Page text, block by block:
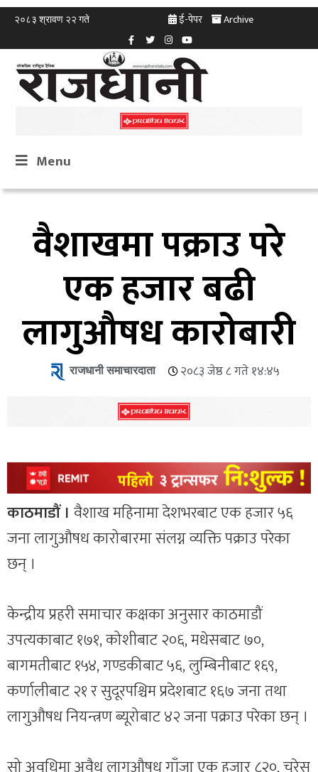
२०८३ श्रावण २२ गते ई-पेपर Archive
Menu
वैशाखमा पक्राउ परे
एक हजार बढी
लागुऔषध कारोबारी
राजधानी समाचारदाता २०८३ जेष्ठ ८ गते १४:४५
काठमाडौं । वैशाख महिनामा देशभरबाट एक हजार ५६
जना लागुऔषध कारोबारमा संलग्न व्यक्ति पक्राउ परेका
छन् ।
केन्द्रीय प्रहरी समाचार कक्षका अनुसार काठमाडौं
उपत्यकाबाट १७१, कोशीबाट २०६, मधेसबाट ७०,
बागमतीबाट १५४, गण्डकीबाट ५६, लुम्बिनीबाट १६९,
कर्णालीबाट २१ र सुदूरपश्चिम प्रदेशबाट १६७ जना तथा
लागुऔषध नियन्त्रण ब्यूरोबाट ४२ जना पक्राउ परेका छन् ।